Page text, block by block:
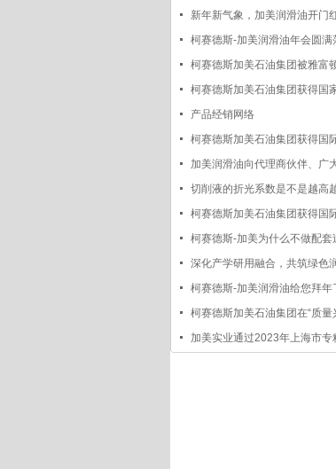
新年新气象，加美润滑油开门
柯赛德斯-加美润滑油年会圆满
程 柯赛德斯加美石油集团被雅富
位 柯赛德斯加美石油集团获得国
证书”产品经销网络
柯赛德斯加美石油集团获得国
加美润滑油向代理商伙伴、广
和新年
切削液的折光系数是不是越高
柯赛德斯加美石油集团获得国
柯赛德斯-加美为什么不做配
油的服务呢?
深化产学研用融合，共筑绿
润滑油品行业协会与上海柯赛德
协议
柯赛德斯-加美润滑油给您拜年
柯赛德斯加美石油集团在“质量
加美实业通过2023年上海市专